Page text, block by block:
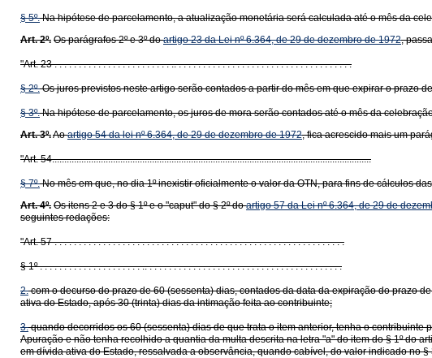
§ 5º.Na hipótese de parcelamento, a atualização monetária será calculada até o mês da
Art. 2º. Os parágrafos 2º e 3º doartigo 23 da Lei nº 6.364, de 29 de dezembro de 1972,
"Art. 23 . . . . . . . . . . . . . . . . . . . . . . . . .. . . . . . . . . . . . . . . . . . . . . . . . . . . . . . . . . . . . .
§ 2º.Os juros previstos neste artigo serão contados a partir do mês em que expirar o prazo
§ 3º.Na hipótese de parcelamento, os juros de mora serão contados até o mês da
Art. 3º.Aoartigo 54 da lei nº 6.364, de 29 de dezembro de 1972, fica acrescido mais um
"Art. 54...................................................................................................................................
§ 7º.No mês em que, no dia 1º inexistir oficialmente o valor da OTN, para fins de cálculos
Art. 4º. Os itens 2 e 3 do § 1º e o "caput" do § 2º doartigo 57 da Lei nº 6.364, de 29 de
seguintes redações:
"Art. 57 . . . . . . . . . . . . . . . . . . . . . . . . . . . . . . . . . . . . . . . . . . . . . . . . . . . . . . . . . . . .
§ 1º . . . . . . . . . . . . . . . . . . . . . .. . . . . . . . . . . . . . . . . . . . . . . . . . . . . . . . . . . . . . . . .
2.com o decurso do prazo de 60 (sessenta) dias, contados da data da expiração do prazo
ativa do Estado, após 30 (trinta) dias da intimação feita ao contribuinte;
3.quando decorridos os 60 (sessenta) dias de que trata o item anterior, tenha o
Apuração e não tenha recolhido a quantia da multa descrita na letra "a" do item do § 1º do
em dívida ativa do Estado, ressalvada a observância, quando cabível, do valor indicado no §